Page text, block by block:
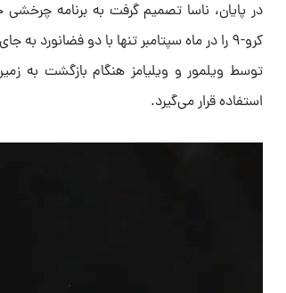
در پایان، ناسا تصمیم گرفت به برنامه
استفاده قرار می‌گیرد.